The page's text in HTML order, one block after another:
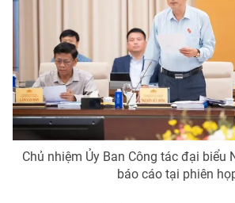
THỜI BÁO VTV
Theo dõi báo trên
Cơ quan chủ quản:Đài Truyền hình Việt
Cơ quan báo chí: Thời báo VTV
Giấy phép hoạt động báo in và báo điện
Chủ nhiệm Ủy Ban Công tác đại biểu
báo cáo tại phiên